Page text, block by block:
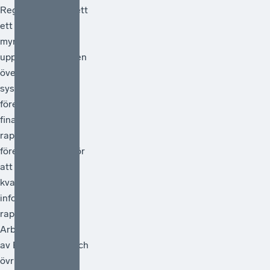
Regeringen har gett
ett antal
myndigheter i
uppdrag att göra en
översyn av
systemet för
företagens
finansiella
rapportering och
föreslå åtgärder för
att förstärka
kvaliteten i den
information som
rapporteras.
Arbetet ska ledas
av Bolagsverket och
övriga deltagande